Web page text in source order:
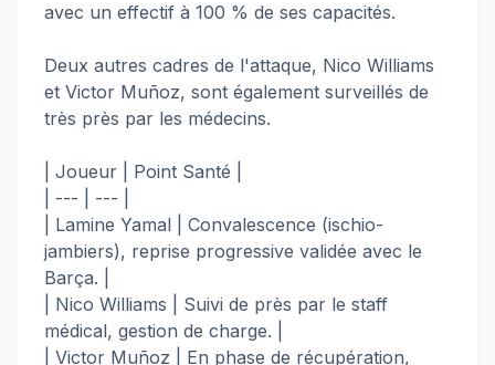
avec un effectif à 100 % de ses capacités.
Deux autres cadres de l'attaque, Nico Williams
et Victor Muñoz, sont également surveillés de
très près par les médecins.
| Joueur | Point Santé |
| --- | --- |
| Lamine Yamal | Convalescence (ischio-
jambiers), reprise progressive validée avec le
Barça. |
| Nico Williams | Suivi de près par le staff
médical, gestion de charge. |
| Victor Muñoz | En phase de récupération,